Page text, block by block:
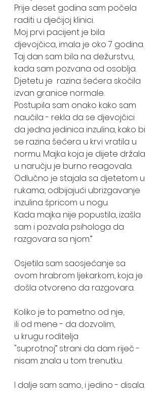
Prije deset godina sam počela
raditi u dječijoj klinici.
Moj prvi pacijent je bila
djevojčica, imala je oko 7 godina.
Taj dan sam bila na dežurstvu,
kada sam pozvana od osoblja.
Djetetu je  razina šećera skočila
izvan granice normale.
Postupila sam onako kako sam
naučila - rekla da se djevojčici
da jedna jedinica inzulina, kako bi
se razina šećera u krvi vratila u
normu. Majka koja je dijete držala
u naručju je burno reagovala.
Odlučno je stajala sa djetetom u
rukama, odbijajući ubrizgavanje
inzulina špricom u nogu.
Kada majka nije popustila, izašla
sam i pozvala psihologa da
razgovara sa njom.”
Osjetila sam saosjećanje sa
ovom hrabrom ljekarkom, koja je
došla otvoreno da razgovara.
Koliko je to pametno od nje,
ili od mene - da dozvolim,
u krugu roditelja
"suprotnoj” strani da dam riječ -
nisam znala u tom trenutku.
I dalje sam samo, i jedino - disala.